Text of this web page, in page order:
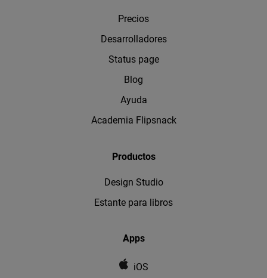
Precios
Desarrolladores
Status page
Blog
Ayuda
Academia Flipsnack
Productos
Design Studio
Estante para libros
Apps
iOS